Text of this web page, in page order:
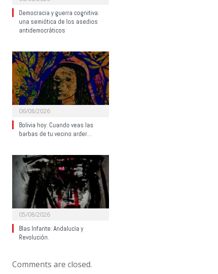
Democracia y guerra cognitiva:
una semiótica de los asedios
antidemocráticos
06/08/2026
Bolivia hoy: Cuando veas las
barbas de tu vecino arder…
05/08/2026
Blas Infante: Andalucía y
Revolución.
Comments are closed.